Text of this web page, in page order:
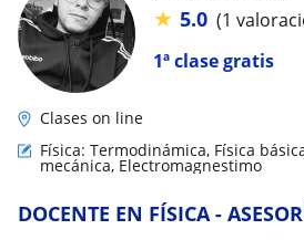
1ª clase gratis
★ 5.0 (1
Clases on line
Física: Termodinámica, Física
mecánica, Electromagnestimo
DOCENTE EN FÍSICA -